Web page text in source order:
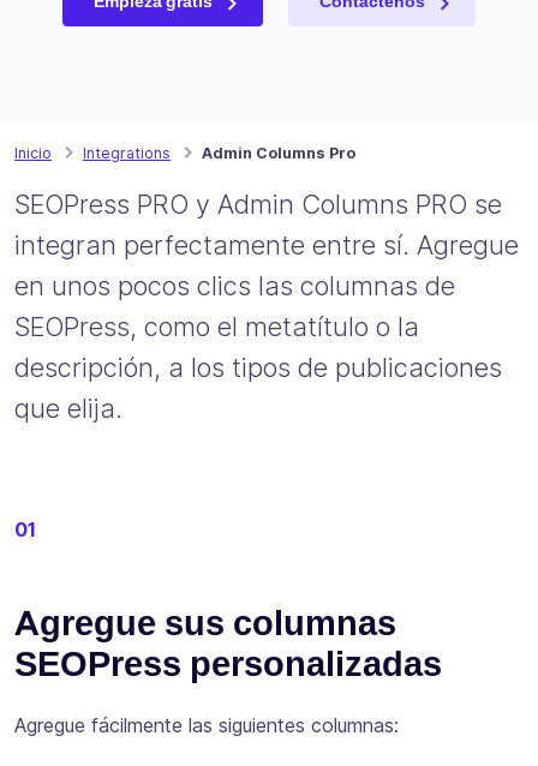
Inicio Integrations Admin Columns Pro
SEOPress PRO y Admin Columns PRO se
integran perfectamente entre sí. Agregue
en unos pocos clics las columnas de
SEOPress, como el metatítulo o la
descripción, a los tipos de publicaciones
que elija.
01
Agregue sus columnas
SEOPress personalizadas
Agregue fácilmente las siguientes columnas: